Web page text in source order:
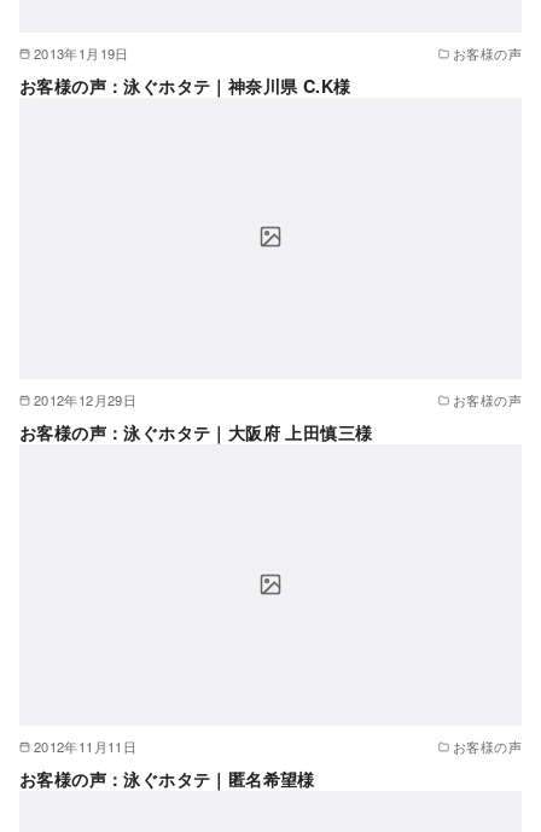
2013年1月19日 お客様の声
お客様の声：泳ぐホタテ｜神奈川県 C.K様
2012年12月29日 お客様の声
お客様の声：泳ぐホタテ｜大阪府 上田慎三様
2012年11月11日 お客様の声
お客様の声：泳ぐホタテ｜匿名希望様